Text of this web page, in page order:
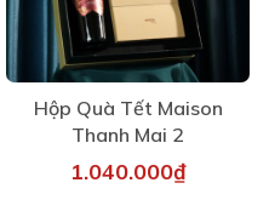
Hộp Quà Tết Maison
Thanh Mai 2
1.040.000₫